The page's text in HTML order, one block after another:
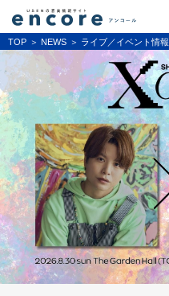
TOP NEWS ライブ／イベント情報